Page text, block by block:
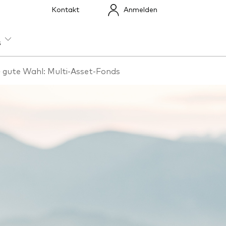
Kontakt Anmelden
Index-Exposure-Analyse
Dokumente, die
gute Wahl: Multi-Asset-Fonds